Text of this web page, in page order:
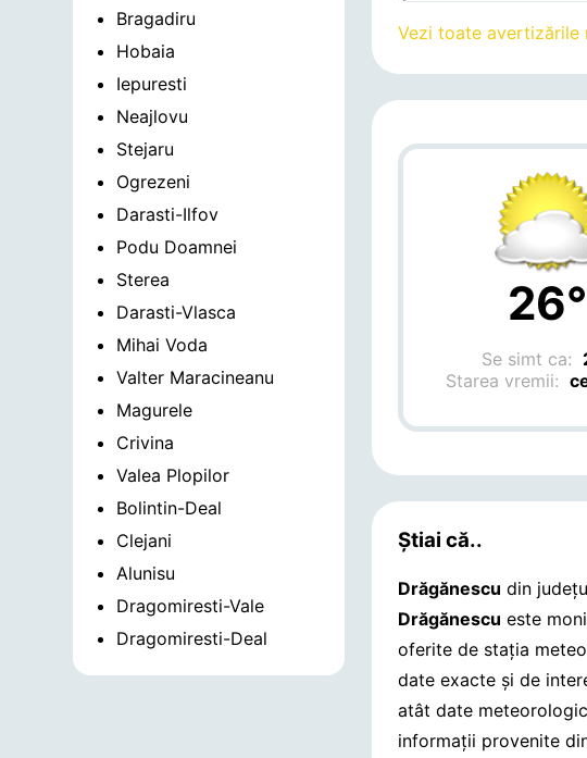
Bragadiru
Hobaia
Iepuresti
Neajlovu
Stejaru
Ogrezeni
Darasti-Ilfov
Podu Doamnei
Sterea
Darasti-Vlasca
Mihai Voda
Valter Maracineanu
Magurele
Crivina
Valea Plopilor
Bolintin-Deal
Clejani
Alunisu
Dragomiresti-Vale
Dragomiresti-Deal
Vezi toate
26°
Se simt ca:
Starea vremii:
Știai că..
Drăgănescu din
Drăgănescu este
oferite de stația
date exacte și de
atât date
informații provenite